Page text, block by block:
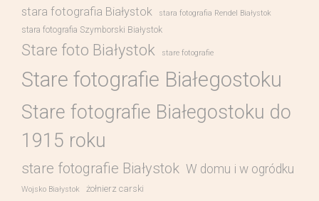
stara fotografia Białystok stara fotografia Rendel Białystok
stara fotografia Szymborski Białystok
Stare foto Białystok stare fotografie
Stare fotografie Białegostoku
Stare fotografie Białegostoku do
1915 roku
stare fotografie Białystok W domu i w ogródku
Wojsko Białystok żołnierz carski